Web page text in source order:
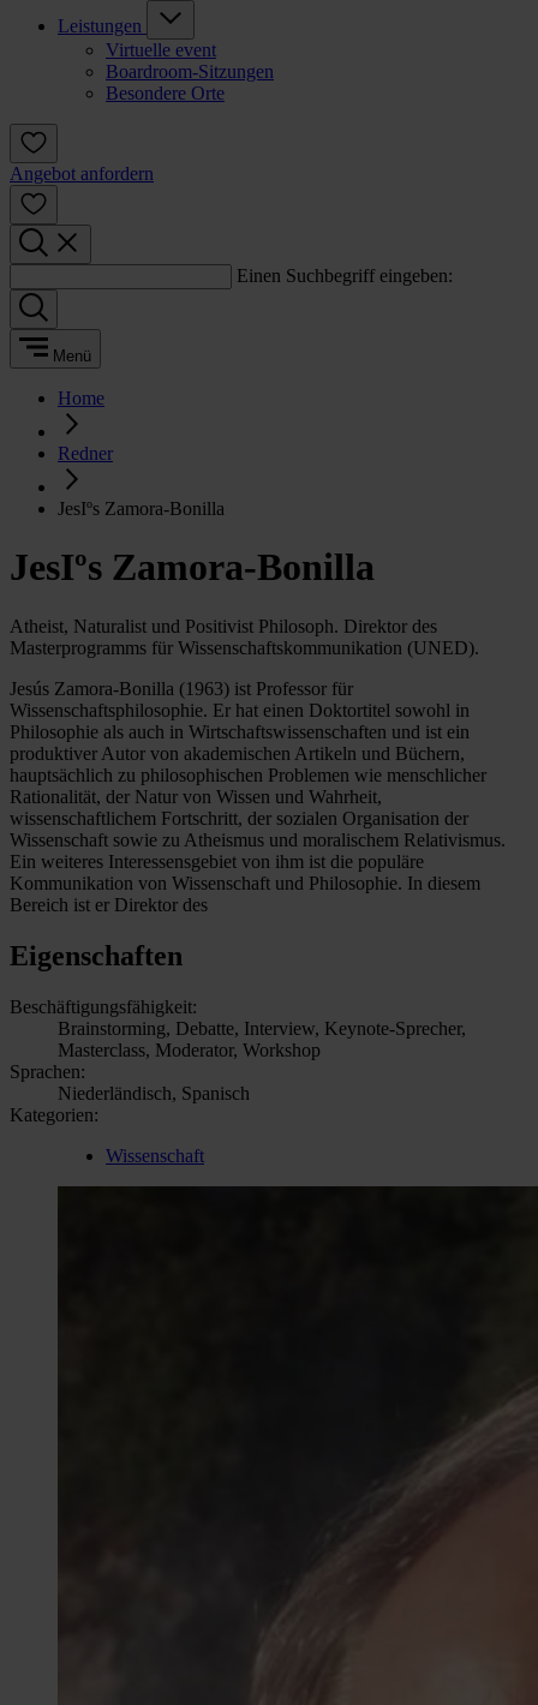
Leistungen
Virtuelle event
Boardroom-Sitzungen
Besondere Orte
Angebot anfordern
Einen Suchbegriff eingeben:
Menü
Home
Redner
JesIºs Zamora-Bonilla
JesIºs Zamora-Bonilla
Atheist, Naturalist und Positivist Philosoph. Direktor des
Masterprogramms für Wissenschaftskommunikation (UNED).
Jesús Zamora-Bonilla (1963) ist Professor für
Wissenschaftsphilosophie. Er hat einen Doktortitel sowohl in
Philosophie als auch in Wirtschaftswissenschaften und ist ein
produktiver Autor von akademischen Artikeln und Büchern,
hauptsächlich zu philosophischen Problemen wie menschlicher
Rationalität, der Natur von Wissen und Wahrheit,
wissenschaftlichem Fortschritt, der sozialen Organisation der
Wissenschaft sowie zu Atheismus und moralischem Relativismus.
Ein weiteres Interessensgebiet von ihm ist die populäre
Kommunikation von Wissenschaft und Philosophie. In diesem
Bereich ist er Direktor des
Eigenschaften
Beschäftigungsfähigkeit:
Brainstorming, Debatte, Interview, Keynote-Sprecher,
Masterclass, Moderator, Workshop
Sprachen:
Niederländisch, Spanisch
Kategorien:
Wissenschaft